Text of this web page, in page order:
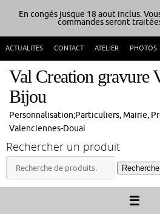
En congés jusque 18 aout inclus.
commandes seront
contenu
ACTUALITES CONTACT ATELIER PHOTOS
Val Creation gravure
Bijou
Personnalisation;Particuliers, Mairie,
Valenciennes-Douai
Rechercher un produit
Recherche